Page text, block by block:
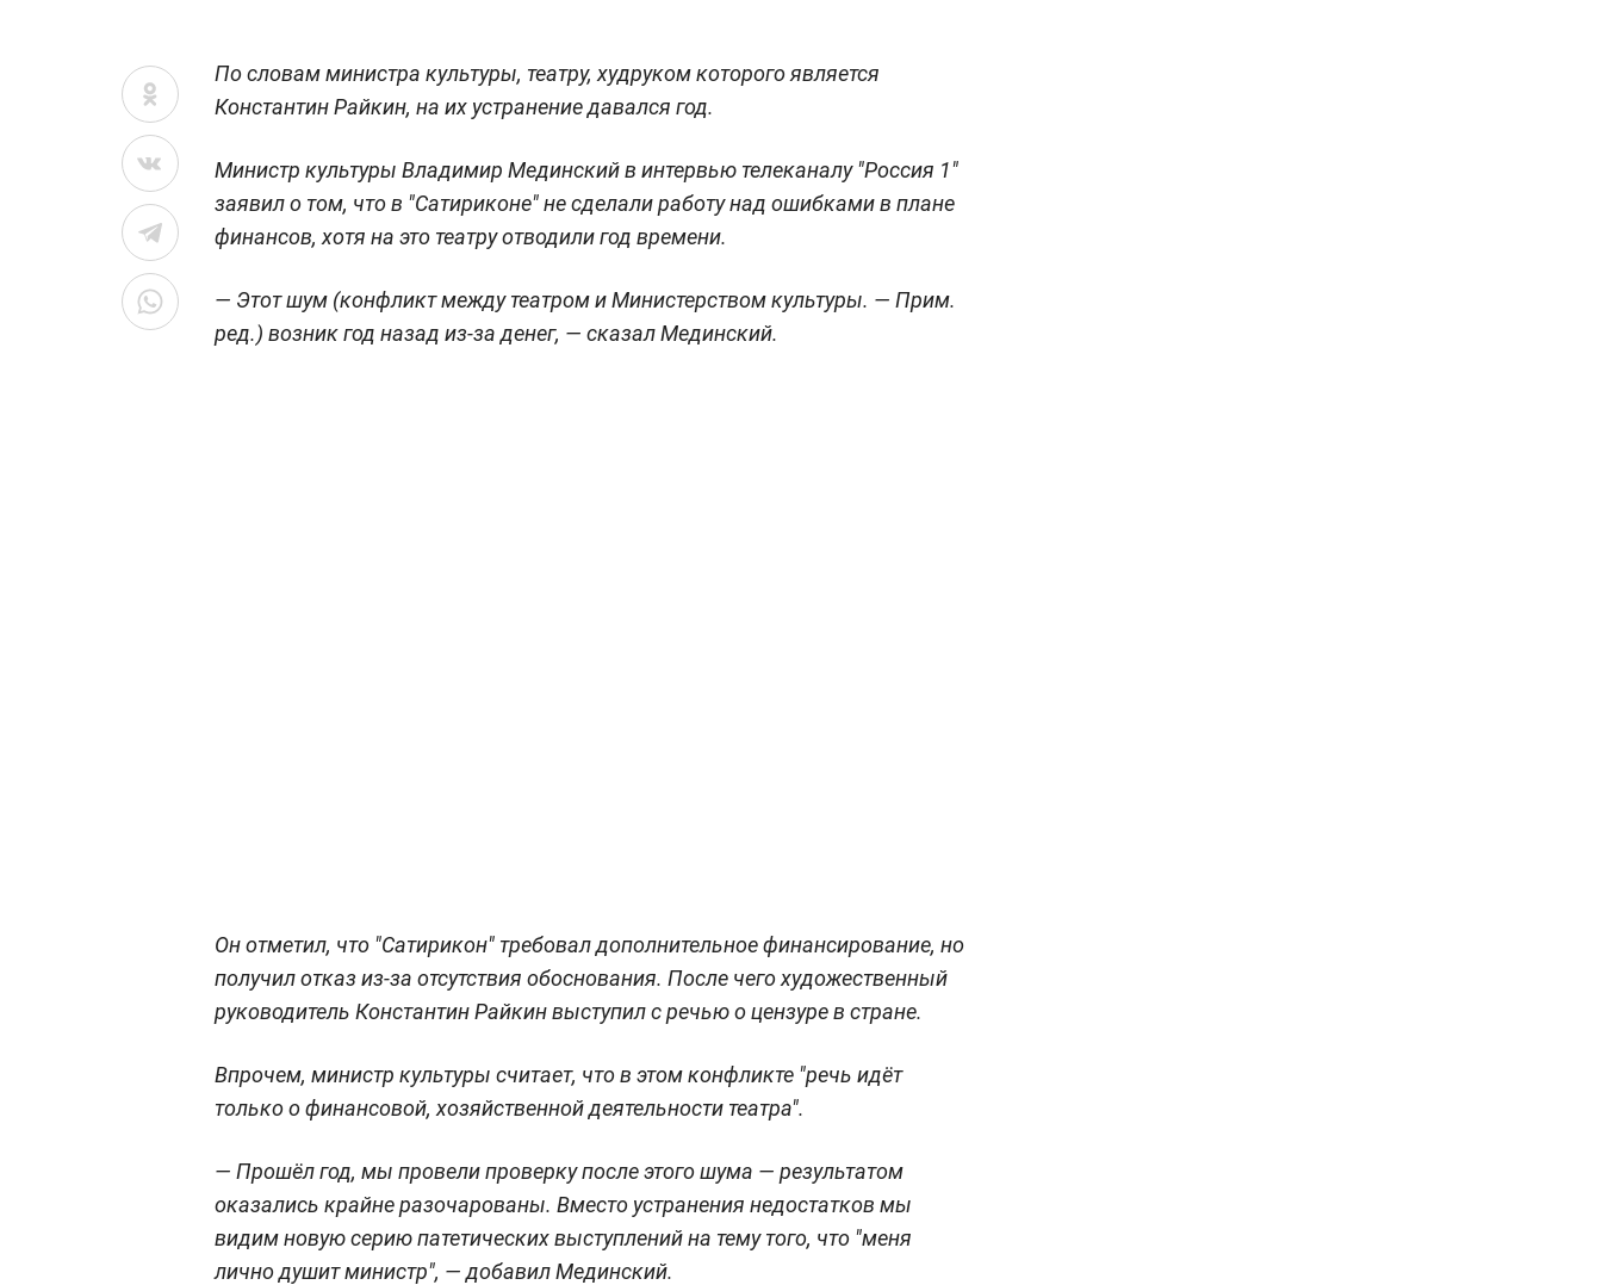
По словам министра культуры, театру, худруком которого является
Константин Райкин, на их устранение давался год.
Министр культуры Владимир Мединский в интервью телеканалу "Россия 1"
заявил о том, что в "Сатириконе" не сделали работу над ошибками в плане
финансов, хотя на это театру отводили год времени.
— Этот шум (конфликт между театром и Министерством культуры. — Прим.
ред.) возник год назад из-за денег, — сказал Мединский.
Он отметил, что "Сатирикон" требовал дополнительное финансирование, но
получил отказ из-за отсутствия обоснования. После чего художественный
руководитель Константин Райкин выступил с речью о цензуре в стране.
Впрочем, министр культуры считает, что в этом конфликте "речь идёт
только о финансовой, хозяйственной деятельности театра".
— Прошёл год, мы провели проверку после этого шума — результатом
оказались крайне разочарованы. Вместо устранения недостатков мы
видим новую серию патетических выступлений на тему того, что "меня
лично душит министр", — добавил Мединский.